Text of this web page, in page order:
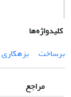
کلیدواژه‌ها
برساخت
بزهکاری
مراجع